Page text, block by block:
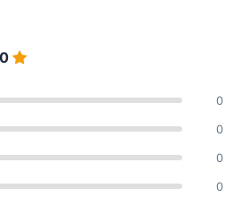
0
0
0
0